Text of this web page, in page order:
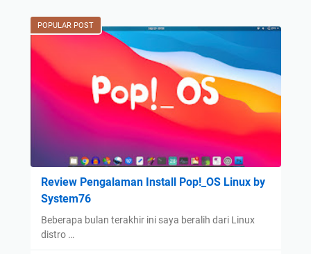
POPULAR POST
Review Pengalaman Install Pop!_OS Linux by
System76
Beberapa bulan terakhir ini saya beralih dari Linux
distro …